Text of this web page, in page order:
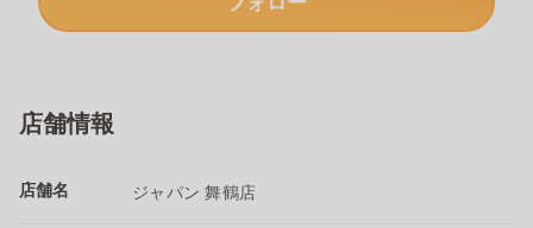
店舗情報
店舗名 ジャパン 舞鶴店